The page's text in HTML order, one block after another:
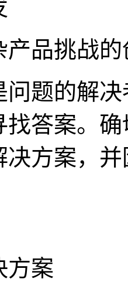
产品挑战
问题的解
找答案。
决方案，
方案